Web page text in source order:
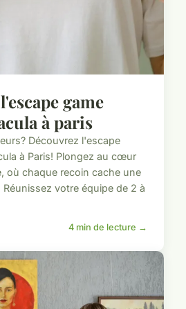
game
à paris
Découvrez l'escape
à Paris! Plongez au cœur
où chaque recoin cache une
votre équipe de 2 à
4 min de lecture →